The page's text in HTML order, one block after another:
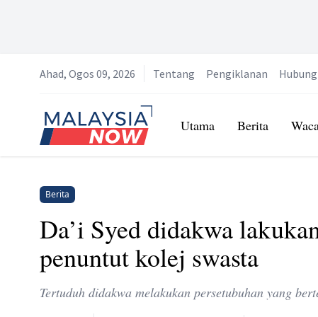
Ahad, Ogos 09, 2026 Tentang Pengiklanan
Home
Utama Berita
Berita
Da’i Syed didakwa
penuntut kolej swasta
Tertuduh didakwa melakukan persetubuhan yang